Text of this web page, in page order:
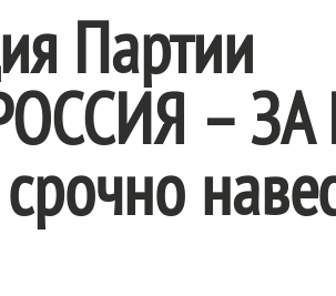
Партии
– ЗА